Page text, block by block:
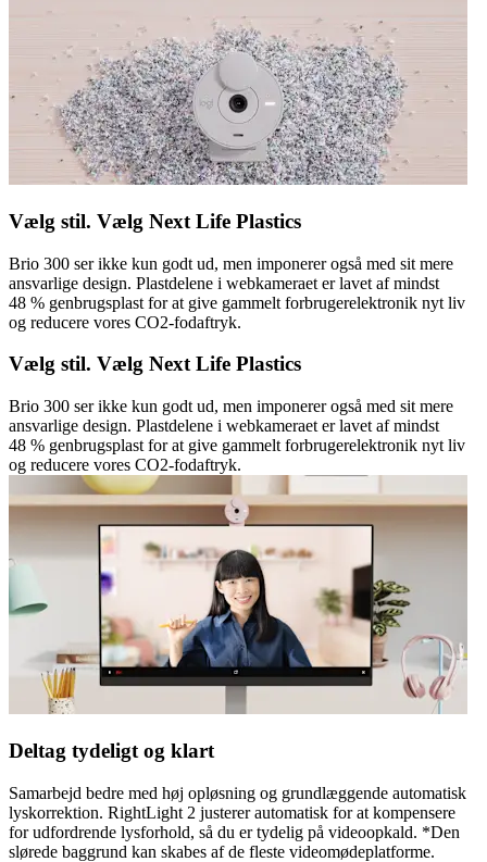
Vælg stil. Vælg Next Life Plastics
Brio 300 ser ikke kun godt ud, men imponerer også med sit mere
ansvarlige design. Plastdelene i webkameraet er lavet af mindst
48 % genbrugsplast for at give gammelt forbrugerelektronik nyt liv
og reducere vores CO2-fodaftryk.
Vælg stil. Vælg Next Life Plastics
Brio 300 ser ikke kun godt ud, men imponerer også med sit mere
ansvarlige design. Plastdelene i webkameraet er lavet af mindst
48 % genbrugsplast for at give gammelt forbrugerelektronik nyt liv
og reducere vores CO2-fodaftryk.
Deltag tydeligt og klart
Samarbejd bedre med høj opløsning og grundlæggende automatisk
lyskorrektion. RightLight 2 justerer automatisk for at kompensere
for udfordrende lysforhold, så du er tydelig på videoopkald. *Den
slørede baggrund kan skabes af de fleste videomødeplatforme.